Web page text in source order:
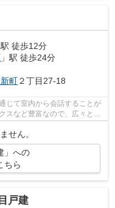
駅 徒歩12分
」駅 徒歩24分
町２丁目27-18
じて室内から会話することが
スなど豊富なので、広々と空
せん。
」への
ちら
戸建